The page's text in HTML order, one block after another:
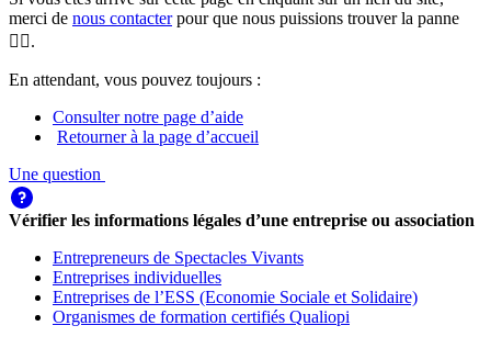
merci de nous contacterpour que nous puissions trouver la panne
🕵️‍♀️.
En attendant, vous pouvez toujours :
Consulter notre page d’aide
Retourner à la page d’accueil
Une question
Vérifier les informations légales d’une entreprise ou association
Entrepreneurs de Spectacles Vivants
Entreprises individuelles
Entreprises de l’ESS (Economie Sociale et Solidaire)
Organismes de formation certifiés Qualiopi